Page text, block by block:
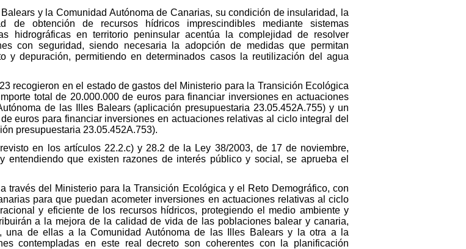
y la Comunidad Autónoma de Canarias, su condición de insularidad, la
obtención de recursos hídricos imprescindibles mediante sistemas
hidrográficas en territorio peninsular acentúa la complejidad de resolver
con seguridad, siendo necesaria la adopción de medidas que permitan
y depuración, permitiendo en determinados casos la reutilización del agua
recogieron en el estado de gastos del Ministerio para la Transición Ecológica
total de 20.000.000 de euros para financiar inversiones en actuaciones
de las Illes Balears (aplicación presupuestaria 23.05.452A.755) y un
euros para financiar inversiones en actuaciones relativas al ciclo integral del
presupuestaria 23.05.452A.753).
en los artículos 22.2.c) y 28.2 de la Ley 38/2003, de 17 de noviembre,
entendiendo que existen razones de interés público y social, se aprueba el
través del Ministerio para la Transición Ecológica y el Reto Demográfico, con
para que puedan acometer inversiones en actuaciones relativas al ciclo
y eficiente de los recursos hídricos, protegiendo el medio ambiente y
a la mejora de la calidad de vida de las poblaciones balear y canaria,
una de ellas a la Comunidad Autónoma de las Illes Balears y la otra a la
contempladas en este real decreto son coherentes con la planificación